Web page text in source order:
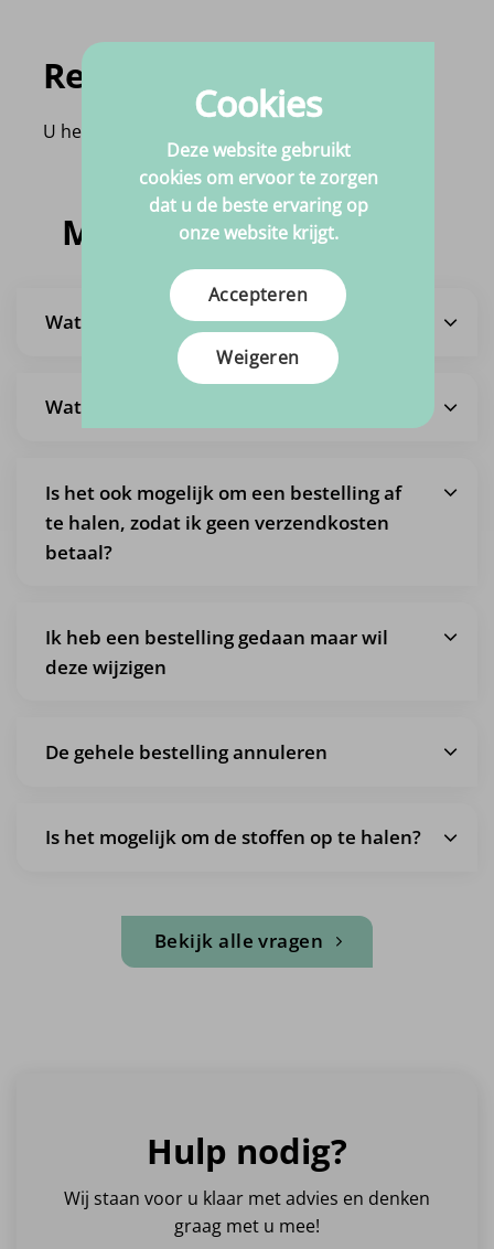
Recent bekeken
U heeft nog geen product bekeken!
Meestgestelde vragen
Wat is de levertijd?
Wat zijn de verzendkosten?
Is het ook mogelijk om een bestelling af
te halen, zodat ik geen verzendkosten
betaal?
Ik heb een bestelling gedaan maar wil
deze wijzigen
De gehele bestelling annuleren
Is het mogelijk om de stoffen op te halen?
Bekijk alle vragen
Hulp nodig?
Wij staan voor u klaar met advies en denken
graag met u mee!
Cookies
Deze website gebruikt
cookies om ervoor te zorgen
dat u de beste ervaring op
onze website krijgt.
Accepteren
Weigeren